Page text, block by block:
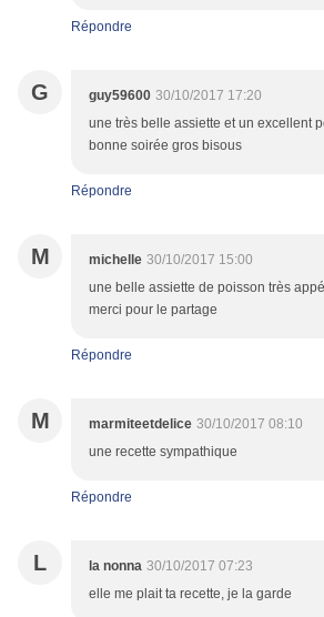
Répondre
G guy59600 30/10/2017 17:20
une très belle assiette et un excellent
bonne soirée gros bisous
Répondre
M michelle 30/10/2017 15:00
une belle assiette de poisson très
merci pour le partage
Répondre
M marmiteetdelice 30/10/2017 08:10
une recette sympathique
Répondre
L la nonna 30/10/2017 07:23
elle me plait ta recette, je la garde